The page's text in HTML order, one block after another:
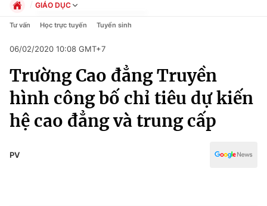
Chuyên mục
Chính trị
Xã hội
Pháp luật
GIÁO DỤC
Chính trị
Pháp luật
Kinh tế
Thể thao
Truyền hình
Văn hóa - Giải trí
Tư vấn Học trực tuyến Tuyển sinh
06/02/2020 10:08 GMT+7
Trường Cao đẳng Truyền
hình công bố chỉ tiêu dự kiến
hệ cao đẳng và trung cấp
PV